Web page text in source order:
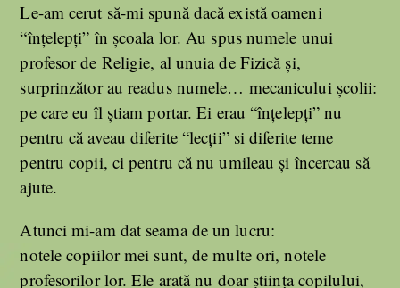
Le-am cerut să-mi spună dacă există oameni
“înțelepți” în școala lor. Au spus numele unui
profesor de Religie, al unuia de Fizică și,
surprinzător au readus numele… mecanicului școlii:
pe care eu îl știam portar. Ei erau “înțelepți” nu
pentru că aveau diferite “lecții” si diferite teme
pentru copii, ci pentru că nu umileau și încercau să
ajute.
Atunci mi-am dat seama de un lucru:
notele copiilor mei sunt, de multe ori, notele
profesorilor lor. Ele arată nu doar știința copilului,